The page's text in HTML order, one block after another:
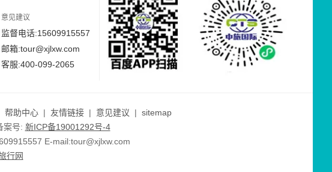
意见建议
监督电话:15609915557
邮箱:tour@xjlxw.com
客服:400-099-2065
帮助中心 | 友情链接 | 意见建议 | sitemap
案号: 新ICP备19001292号-4
E-mail:tour@xjlxw.com
行网